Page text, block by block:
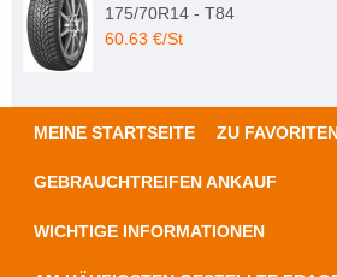
175/70R14 - T84
60.63 €/St
MEINE STARTSEITE ZU
GEBRAUCHTREIFEN ANKAUF
WICHTIGE INFORMATIONEN